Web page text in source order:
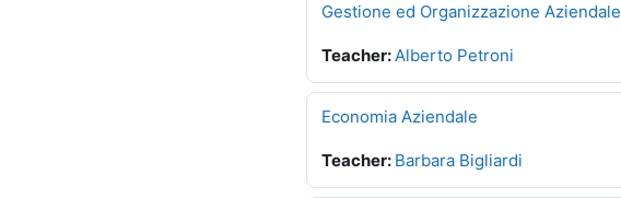
Gestione ed Organizzazione Aziendale
Teacher:Alberto Petroni
Economia Aziendale
Teacher: Barbara Bigliardi